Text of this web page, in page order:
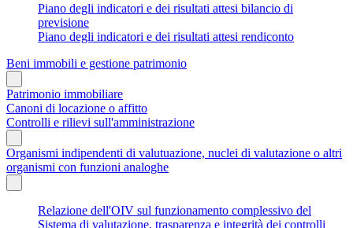
Piano degli indicatori e dei risultati attesi bilancio di
previsione
Piano degli indicatori e dei risultati attesi rendiconto
Beni immobili e gestione patrimonio
Patrimonio immobiliare
Canoni di locazione o affitto
Controlli e rilievi sull'amministrazione
Organismi indipendenti di valutuazione, nuclei di valutazione o altri
organismi con funzioni analoghe
Relazione dell'OIV sul funzionamento complessivo del
Sistema di valutazione, trasparenza e integrità dei controlli